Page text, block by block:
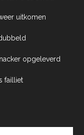
uitkomen
opgeleverd
failliet